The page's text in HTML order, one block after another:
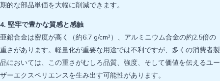
期的な部品単価を大幅に削減できます。
4. 堅牢で豊かな質感と感触
亜鉛合金は密度が高く（約6.7 g/cm³）、アルミニウム合金の約2.5倍の
重さがあります。軽量化が重要な用途では不利ですが、多くの消費者製
品においては、この重さがむしろ品質、強度、そして価値を伝えるユー
ザーエクスペリエンスを生み出す可能性があります。